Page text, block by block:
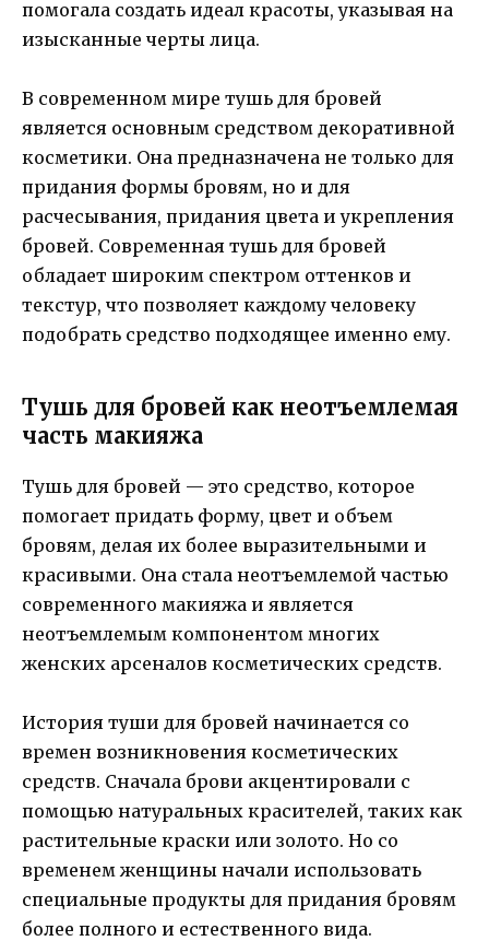
помогала создать идеал красоты, указывая на
изысканные черты лица.
В современном мире тушь для бровей
является основным средством декоративной
косметики. Она предназначена не только для
придания формы бровям, но и для
расчесывания, придания цвета и укрепления
бровей. Современная тушь для бровей
обладает широким спектром оттенков и
текстур, что позволяет каждому человеку
подобрать средство подходящее именно ему.
Тушь для бровей как неотъемлемая
часть макияжа
Тушь для бровей — это средство, которое
помогает придать форму, цвет и объем
бровям, делая их более выразительными и
красивыми. Она стала неотъемлемой частью
современного макияжа и является
неотъемлемым компонентом многих
женских арсеналов косметических средств.
История туши для бровей начинается со
времен возникновения косметических
средств. Сначала брови акцентировали с
помощью натуральных красителей, таких как
растительные краски или золото. Но со
временем женщины начали использовать
специальные продукты для придания бровям
более полного и естественного вида.